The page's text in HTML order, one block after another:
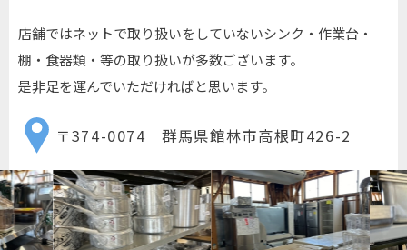
店舗ではネットで取り扱いをしていないシンク・作業台・
棚・食器類・等の取り扱いが多数ございます。
是非足を運んでいただければと思います。
〒374-0074 群馬県館林市高根町426-2